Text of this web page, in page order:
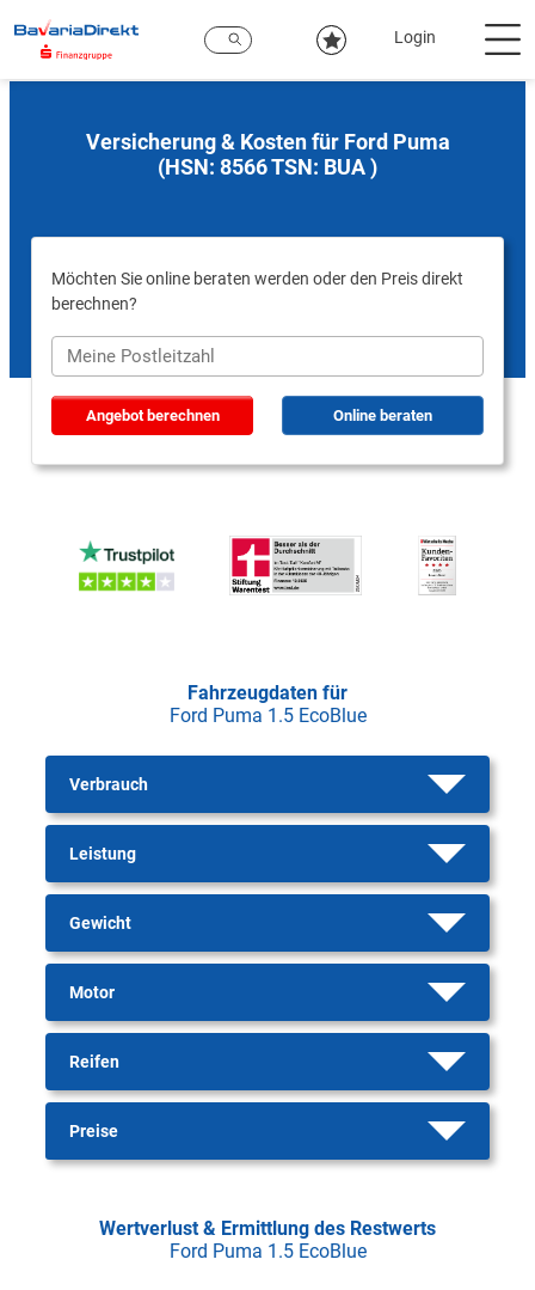
Hauptinhalt
Login
Versicherung & Kosten für Ford Puma
(HSN: 8566 TSN: BUA )
Möchten Sie online beraten werden oder den Preis direkt
berechnen?
Angebot berechnen Online beraten
Fahrzeugdaten für
Ford Puma 1.5 EcoBlue
Verbrauch
Leistung
Gewicht
Motor
Reifen
Preise
Wertverlust & Ermittlung des Restwerts
Ford Puma 1.5 EcoBlue